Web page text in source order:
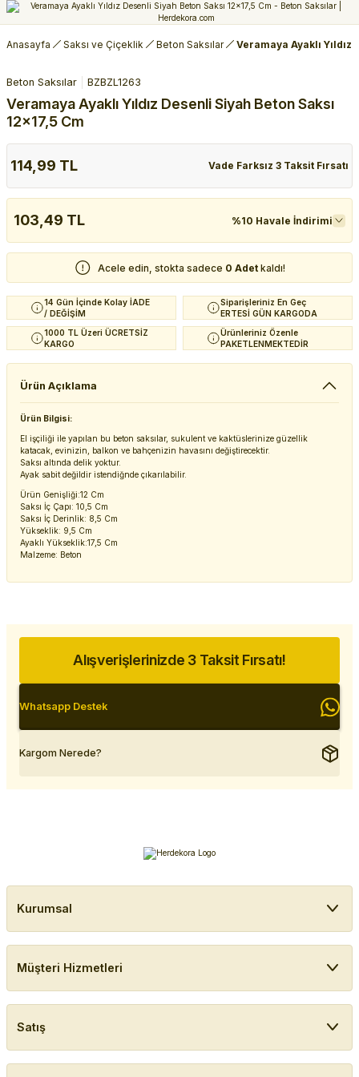
Anasayfa Saksı ve Çiçeklik Beton Saksılar Veramaya Ayaklı Yıldız
Beton Saksılar BZBZL1263
Veramaya Ayaklı Yıldız Desenli Siyah Beton Saksı
12x17,5 Cm
114,99 TL Vade Farksız 3 Taksit Fırsatı
103,49 TL %10 Havale İndirimi
Acele edin, stokta sadece 0 Adet kaldı!
14 Gün İçinde Kolay İADE
/ DEĞİŞİM
Siparişleriniz En Geç
ERTESİ GÜN KARGODA
1000 TL Üzeri ÜCRETSİZ
KARGO
Ürünleriniz Özenle
PAKETLENMEKTEDİR
Ürün Açıklama
Ürün Bilgisi:
El işçiliği ile yapılan bu beton saksılar, sukulent ve kaktüslerinize güzellik
katacak, evinizin, balkon ve bahçenizin havasını değiştirecektir.
Saksı altında delik yoktur.
Ayak sabit değildir istendiğnde çıkarılabilir.
Ürün Genişliği:12 Cm
Saksı İç Çapı: 10,5 Cm
Saksı İç Derinlik: 8,5 Cm
Yükseklik: 9,5 Cm
Ayaklı Yükseklik:17,5 Cm
Malzeme: Beton
Alışverişlerinizde 3 Taksit Fırsatı!
Whatsapp Destek
Kargom Nerede?
Kurumsal
Müşteri Hizmetleri
Satış